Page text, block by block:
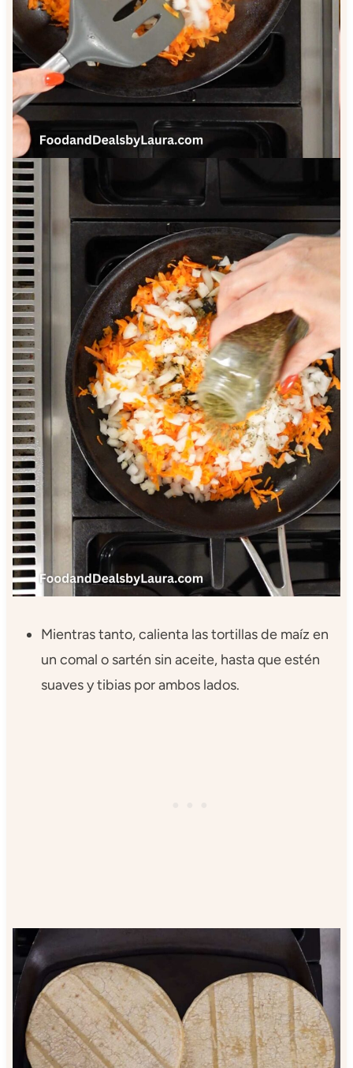
Mientras tanto, calienta las tortillas de maíz en
un comal o sartén sin aceite, hasta que estén
suaves y tibias por ambos lados.